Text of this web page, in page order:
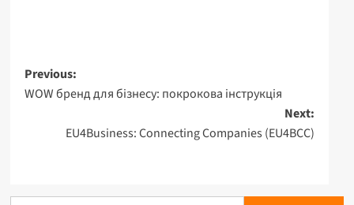
Post
navigation
Previous:
WOW бренд для бізнесу: покрокова інструкція
Next:
EU4Business: Connecting Companies (EU4BCC)